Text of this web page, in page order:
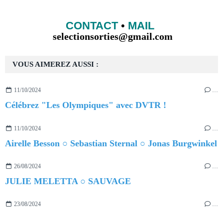
VOUS AIMEREZ AUSSI :
11/10/2024 …
Célébrez "Les Olympiques" avec DVTR !
11/10/2024
Airelle Besson ○ Sebastian Sternal ○ Jonas Burgwinkel
26/08/2024 …
JULIE MELETTA ○ SAUVAGE
23/08/2024 …
CONTACT• MAIL
selectionsorties@gmail.com